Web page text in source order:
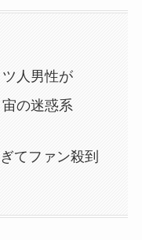
人男性が
宙の迷惑系
てファン殺到